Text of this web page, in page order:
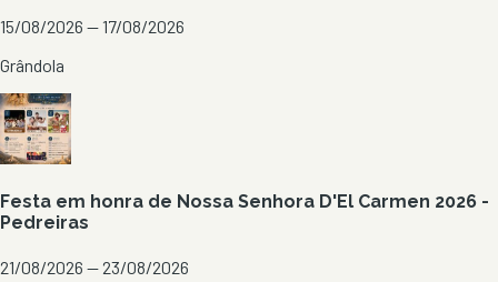
15/08/2026 — 17/08/2026
Grândola
Festa em honra de Nossa Senhora D'El Carmen 2026 -
Pedreiras
21/08/2026 — 23/08/2026